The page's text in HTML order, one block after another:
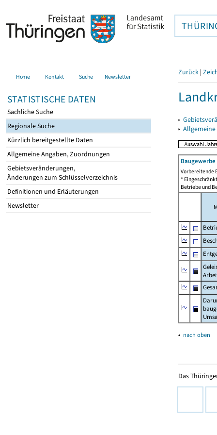
Home Kontakt Suche Newsletter
STATISTISCHE DATEN
Sachliche Suche
Regionale Suche
Kürzlich bereitgestellte Daten
Allgemeine Angaben, Zuordnungen
Gebietsveränderungen,
Änderungen zum Schlüsselverzeichnis
Definitionen und Erläuterungen
Newsletter
Zurück |
▸
▸
Vorbereitende
*
Betriebe und
▴ nach oben
Das